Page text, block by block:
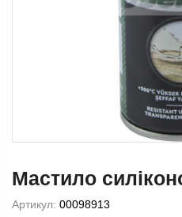
Мастило
Артикул: 00098913